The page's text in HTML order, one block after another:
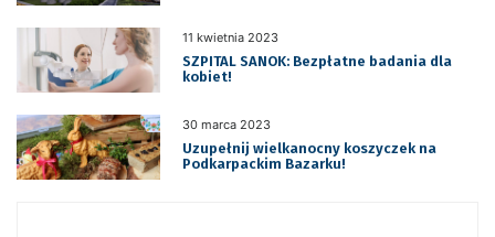
11 kwietnia 2023
SZPITAL SANOK: Bezpłatne badania dla
kobiet!
30 marca 2023
Uzupełnij wielkanocny koszyczek na
Podkarpackim Bazarku!